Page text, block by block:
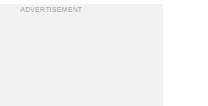
ADVERTISEMENT